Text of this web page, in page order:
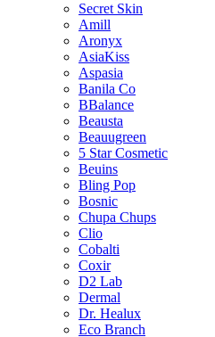
Secret Skin
Amill
Aronyx
AsiaKiss
Aspasia
Banila Co
BBalance
Beausta
Beauugreen
5 Star Cosmetic
Beuins
Bling Pop
Bosnic
Chupa Chups
Clio
Cobalti
Coxir
D2 Lab
Dermal
Dr. Healux
Eco Branch